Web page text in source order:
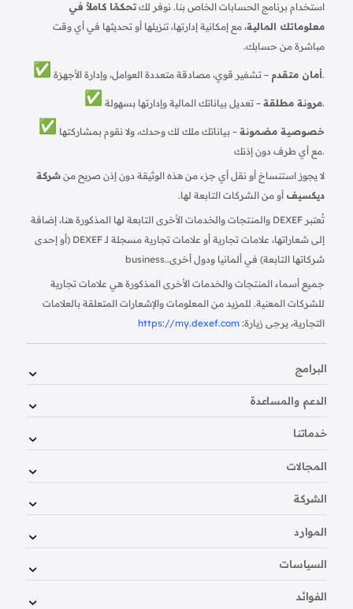
استخدام برنامج الحسابات الخاص بنا. نوفر لك تحكمًا كاملاً في
معلوماتك المالية، مع إمكانية إدارتها، تنزيلها أو تحديثها في أي وقت
مباشرة من حسابك.
أمان متقدم– تشفير قوي، مصادقة متعددة العوامل، وإدارة الأجهزة.
مرونة مطلقة– تعديل بياناتك المالية وإدارتها بسهولة.
خصوصية مضمونة – بياناتك ملك لك وحدك، ولا نقوم بمشاركتها
مع أي طرف دون إذنك.
لا يجوز استنساخ أو نقل أي جزء من هذه الوثيقة دون إذن صريح من شركة
ديكسيف أو من الشركات التابعة لها.
تُعتبر DEXEF والمنتجات والخدمات الأخرى التابعة لها المذكورة هنا، إضافة
إلى شعاراتها، علامات تجارية أو علامات تجارية مسجلة لـ DEXEF (أو إحدى
شركاتها التابعة) في ألمانيا ودول أخرى.business.
جميع أسماء المنتجات والخدمات الأخرى المذكورة هي علامات تجارية
للشركات المعنية. للمزيد من المعلومات والإشعارات المتعلقة بالعلامات
التجارية، يرجى زيارة: https://my.dexef.com
البرامج
الدعم والمساعدة
خدماتنا
المجالات
الشركة
الموارد
السياسات
الفوائد